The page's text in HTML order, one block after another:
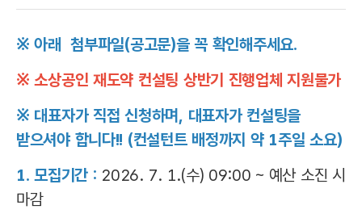
※ 아래 첨부파일(공고문)을 꼭 확인해주세요.
※ 소상공인 재도약 컨설팅 상반기 진행업체 지원불가
※ 대표자가 직접 신청하며, 대표자가 컨설팅을
받으셔야 합니다!! (컨설턴트 배정까지 약 1주일 소요)
1. 모집기간 : 2026. 7. 1.(수) 09:00 ~ 예산 소진 시
마감